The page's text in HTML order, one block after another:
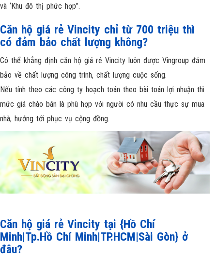
và ‘Khu đô thị phức hợp”.
Căn hộ giá rẻ Vincity chỉ từ 700 triệu thì
có đảm bảo chất lượng không?
Có thể khẳng định căn hộ giá rẻ Vincity luôn được Vingroup đảm
bảo về chất lượng công trình, chất lượng cuộc sống.
Nếu tính theo các công ty hoạch toán theo bài toán lợi nhuận thì
mức giá chào bán là phù hợp với người có nhu cầu thực sự mua
nhà, hướng tới phục vụ cộng đồng.
Căn hộ giá rẻ Vincity tại {Hồ Chí
Minh|Tp.Hồ Chí Minh|TP.HCM|Sài Gòn} ở
đâu?